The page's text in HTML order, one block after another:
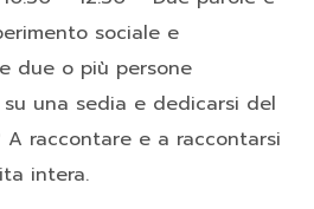
sociale e
due o più persone
una sedia e dedicarsi del
A raccontare e a raccontarsi
intera.